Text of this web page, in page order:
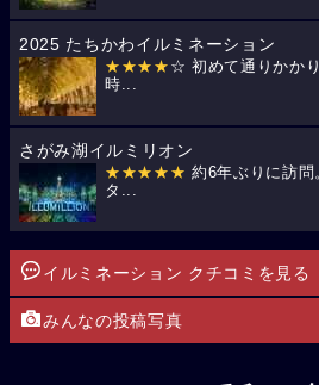
2025 たちかわイルミネーション
★★★★ ☆ 初めて通りかか
時...
さがみ湖イルミリオン
★★★★★ 約6年ぶりに訪問
タ...
イルミネーション クチコミを見る
みんなの投稿写真